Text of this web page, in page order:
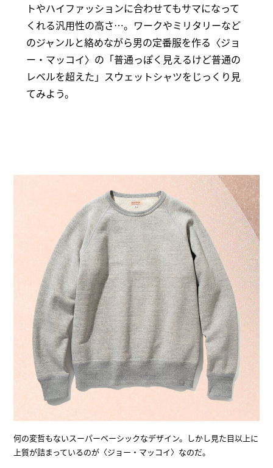
トやハイファッションに合わせてもサマになって
くれる汎用性の高さ…。ワークやミリタリーなど
のジャンルと絡めながら男の定番服を作る〈ジョ
ー・マッコイ〉の「普通っぽく見えるけど普通の
レベルを超えた」スウェットシャツをじっくり見
てみよう。
何の変哲もないスーパーベーシックなデザイン。しかし見た目以上に
上質が詰まっているのが〈ジョー・マッコイ〉なのだ。